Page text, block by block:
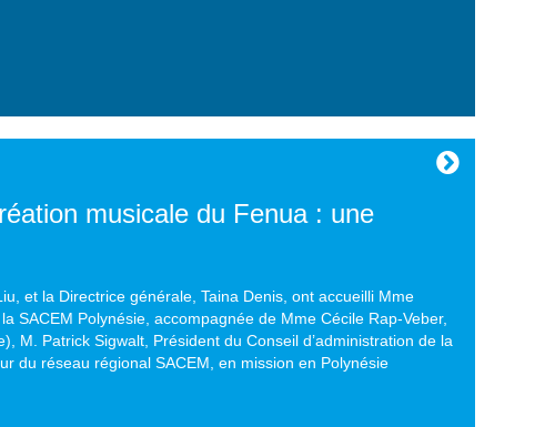
musicale du Fenua : une
et la Directrice générale, Taina Denis, ont accueilli Mme
SACEM Polynésie, accompagnée de Mme Cécile Rap-Veber,
M. Patrick Sigwalt, Président du Conseil d’administration de la
du réseau régional SACEM, en mission en Polynésie